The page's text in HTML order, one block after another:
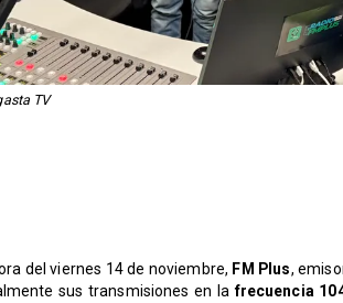
TV
del viernes 14 de noviembre, FM Plus,
sus transmisiones en lafrecuencia